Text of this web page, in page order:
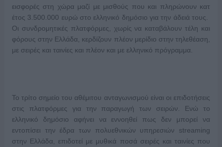
εισφορές στη χώρα μαζί με μισθούς που και πληρώνουν κατ
έτος 3.500.000 ευρώ στο ελληνικό δημόσιο για την άδειά τους.
Οι συνδρομητικές πλατφόρμες, χωρίς να καταβάλουν τέλη και
φόρους στην Ελλάδα, κερδίζουν πλέον μερίδιο στην τηλεθέαση,
με σειρές και ταινίες και πλέον και με ελληνικό πρόγραμμα.
Το τρίτο σημείο του αθέμιτου ανταγωνισμού είναι οι επιδοτήσεις
στις πλατφόρμες για την παραγωγή των σειρών. Ενώ το
ελληνικό δημόσιο αφήνει να εννοηθεί πως δεν μπορεί να
εντοπίσει την έδρα των πολυεθνικών υπηρεσιών streaming
στην Ελλάδα, επιδοτεί με μυθικά ποσά σειρές και ταινίες που